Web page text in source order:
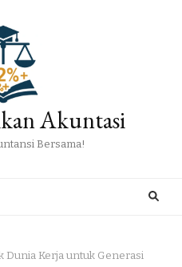
Akuntasi
Bersama!
Dunia Kerja untuk Generasi